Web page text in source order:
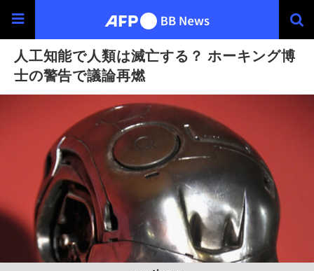
人工知能で人類は滅亡する？ ホーキング博
士の警告で議論再燃